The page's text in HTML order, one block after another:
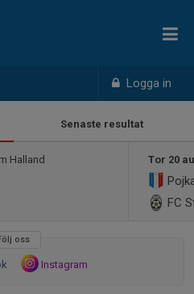
Logga in
Senaste resultat
Halland Tor 20
FC
oss
Instagram